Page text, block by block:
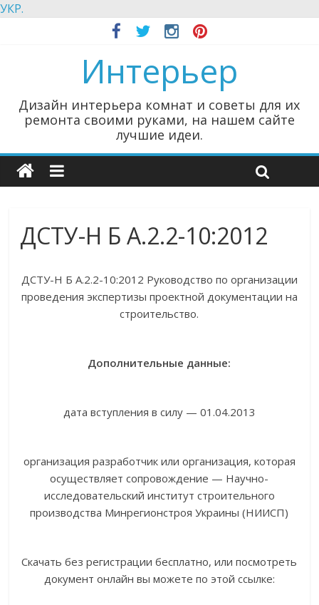
УКР.
Интерьер
Дизайн интерьера комнат и советы для их
ремонта своими руками, на нашем сайте
лучшие идеи.
ДСТУ-Н Б А.2.2-10:2012
ДСТУ-Н Б А.2.2-10:2012 Руководство по организации
проведения экспертизы проектной документации на
строительство.
Дополнительные данные:
дата вступления в силу — 01.04.2013
организация разработчик или организация, которая
осуществляет сопровождение — Научно-
исследовательский институт строительного
производства Минрегионстроя Украины (НИИСП)
Скачать без регистрации бесплатно, или посмотреть
документ онлайн вы можете по этой ссылке: